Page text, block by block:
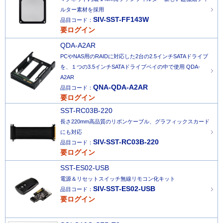
ルター素材を採用
品目コード： SIV-SST-FF143W
要ログイン
QDA-A2AR
PCやNAS用のRAIDに対応した2台の2.5インチSATAドライブ
を、１つの3.5インチSATAドライブベイの中で使用 QDA-
A2AR
品目コード： QNA-QDA-A2AR
要ログイン
SST-RC03B-220
長さ220mm高品質のリボンケーブル、グラフィックスカード
にも対応
品目コード： SIV-SST-RC03B-220
要ログイン
SST-ES02-USB
電源＆リセットスイッチ無線リモコン化キット
品目コード： SIV-SST-ES02-USB
要ログイン